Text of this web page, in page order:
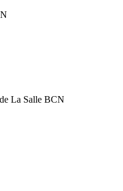
La Salle BCN